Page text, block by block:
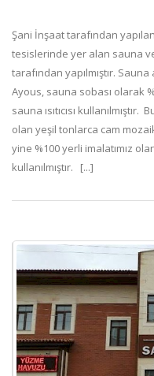
Şani İnşaat tarafından
tesislerinde yer alan sauna
tarafından yapılmıştır.
Ayous, sauna sobası olarak
sauna ısıtıcısı
olan yeşil tonlarca cam
yine %100 yerli imalatımız
kullanılmıştır. [...]